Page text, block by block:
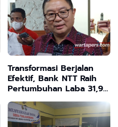
Transformasi Berjalan
Efektif, Bank NTT Raih
Pertumbuhan Laba 31,94
Persen